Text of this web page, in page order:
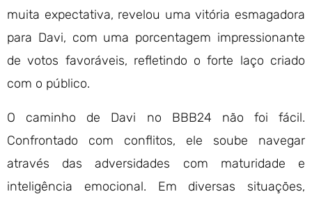
muita expectativa, revelou uma vitória esmagadora
para Davi, com uma porcentagem impressionante
de votos favoráveis, refletindo o forte laço criado
com o público.
O caminho de Davi no BBB24 não foi fácil.
Confrontado com conflitos, ele soube navegar
através das adversidades com maturidade e
inteligência emocional. Em diversas situações,